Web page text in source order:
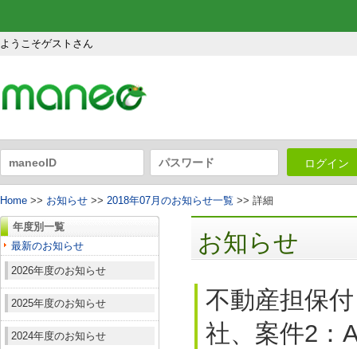
ようこそゲストさん
ログイン
Home >> お知らせ >> 2018年07月のお知らせ一覧 >> 詳細
年度別一覧
最新のお知らせ
2026年度のお知らせ
2025年度のお知らせ
2024年度のお知らせ
お知らせ
不動産担保
社、案件2：